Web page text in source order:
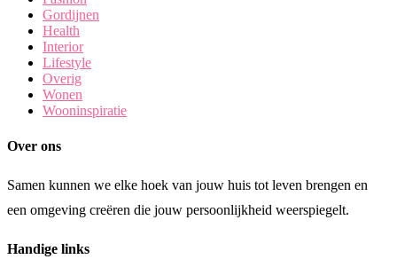
Gordijnen
Health
Interior
Lifestyle
Overig
Wonen
Wooninspiratie
Over ons
Samen kunnen we elke hoek van jouw huis tot leven brengen en
een omgeving creëren die jouw persoonlijkheid weerspiegelt.
Handige links